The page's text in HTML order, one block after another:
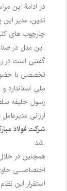
در ادامۀ این
تدین، مدیر این
چارچوب های
این مدل در صنایع فولاد کشور توضیحاتی داد.
گفتنی است در
تخصصی با حضور
ملی استاندارد
رسول خلیفه
ارزانی
شرکت فولاد
شد.
همچنین در
اختصاصــی
استقرار این